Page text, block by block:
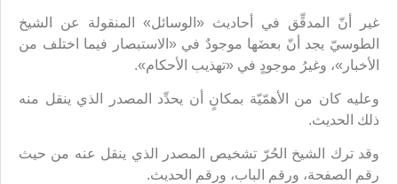
غير أنّ المدقِّق في أحاديث «الوسائل» المنقولة عن الشيخ
الطوسيّ يجد أنّ بعضَها موجودٌ في «الاستبصار فيما اختلف من
الأخبار»، وغيرُ موجودٍ في «تهذيب الأحكام».
وعليه كان من الأهمّيّة بمكانٍ أن يحدِّد المصدر الذي ينقل منه
ذلك الحديث.
وقد ترك الشيخ الحُرّ تشخيص المصدر الذي ينقل عنه من حيث
رقم الصفحة، ورقم الباب، ورقم الحديث.